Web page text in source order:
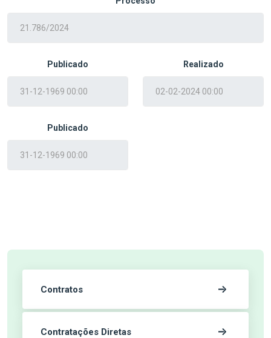
Contratos
Contratações Diretas
Publicado Realizado
Publicado